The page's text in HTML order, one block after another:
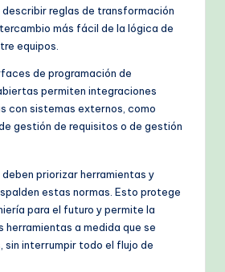
describir reglas de transformación
más fácil de la lógica de
equipos.
de programación de
permiten integraciones
con sistemas externos, como
gestión de requisitos o de gestión
priorizar herramientas y
estas normas. Esto protege
para el futuro y permite la
herramientas a medida que se
sin interrumpir todo el flujo de